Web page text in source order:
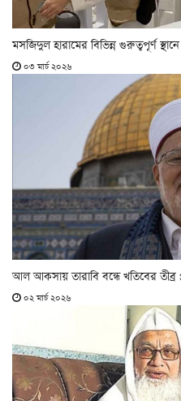
মসজিদুল হারামের বিভিন্ন গুরুত্বপূর্ণ
০৩ মার্চ ২০২৬
আল আকসায় তারাবি বন্ধে খতিবের তীব্র
০২ মার্চ ২০২৬